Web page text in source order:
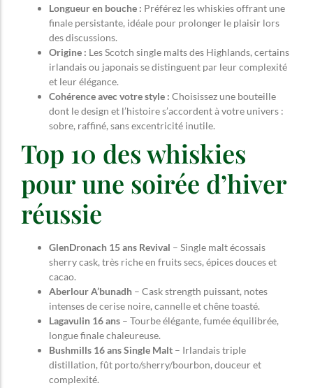
Longueur en bouche : Préférez les whiskies offrant une
finale persistante, idéale pour prolonger le plaisir lors
des discussions.
Origine : Les Scotch single malts des Highlands, certains
irlandais ou japonais se distinguent par leur complexité
et leur élégance.
Cohérence avec votre style : Choisissez une bouteille
dont le design et l’histoire s’accordent à votre univers :
sobre, raffiné, sans excentricité inutile.
Top 10 des whiskies
pour une soirée d’hiver
réussie
GlenDronach 15 ans Revival – Single malt écossais
sherry cask, très riche en fruits secs, épices douces et
cacao.
Aberlour A’bunadh – Cask strength puissant, notes
intenses de cerise noire, cannelle et chêne toasté.
Lagavulin 16 ans – Tourbe élégante, fumée équilibrée,
longue finale chaleureuse.
Bushmills 16 ans Single Malt – Irlandais triple
distillation, fût porto/sherry/bourbon, douceur et
complexité.